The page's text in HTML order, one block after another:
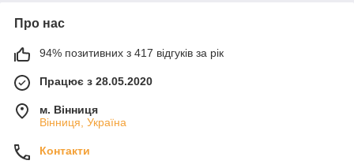
Про нас
94% позитивних з 417 відгуків за рік
Працює з 28.05.2020
м. Вінниця
Вінниця, Україна
Контакти